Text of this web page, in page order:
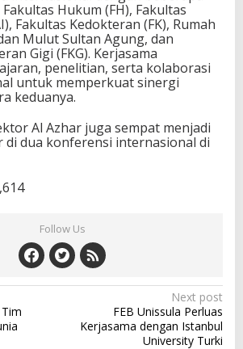
Hukum (FH), Fakultas
Fakultas Kedokteran (FK), Rumah
Mulut Sultan Agung, dan
Gigi (FKG). Kerjasama
penelitian, serta kolaborasi
untuk memperkuat sinergi
keduanya.
Al Azhar juga sempat menjadi
di dua konferensi internasional di
Follow Us
Next post
FEB Unissula Perluas
Kerjasama dengan Istanbul
University Turki